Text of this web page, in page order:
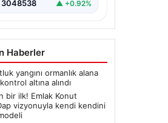
3048538 ▲ +0.92%
Haberler
yangını ormanlık alana
altına alındı
bir ilk! Emlak Konut
vizyonuyla kendi kendini